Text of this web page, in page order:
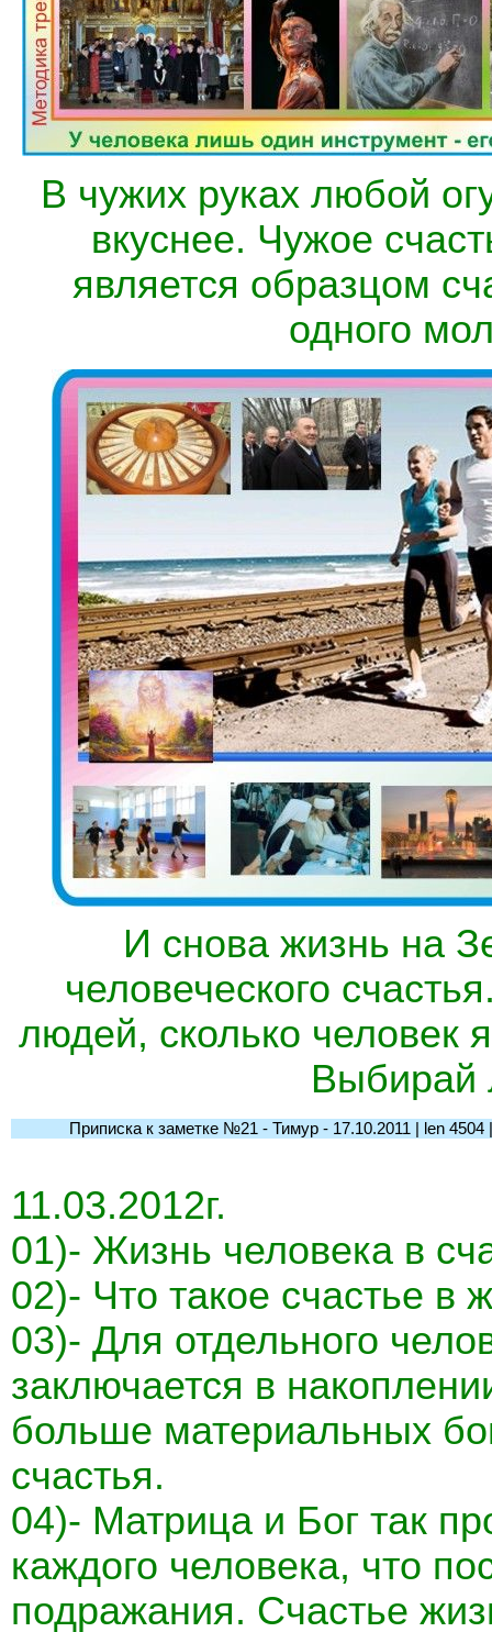
В чужих руках любой
вкуснее. Чужое
является образцом
одного
И снова жизнь на
человеческого
людей, сколько человек
Выбирай
Приписка к заметке №21 - Тимур - 17.10.2011 | len 4504
11.03.2012г.
01)- Жизнь человека в
02)- Что такое счастье в
03)- Для отдельного
заключается в
больше материальных
счастья.
04)- Матрица и Бог так
каждого человека, что
подражания. Счастье